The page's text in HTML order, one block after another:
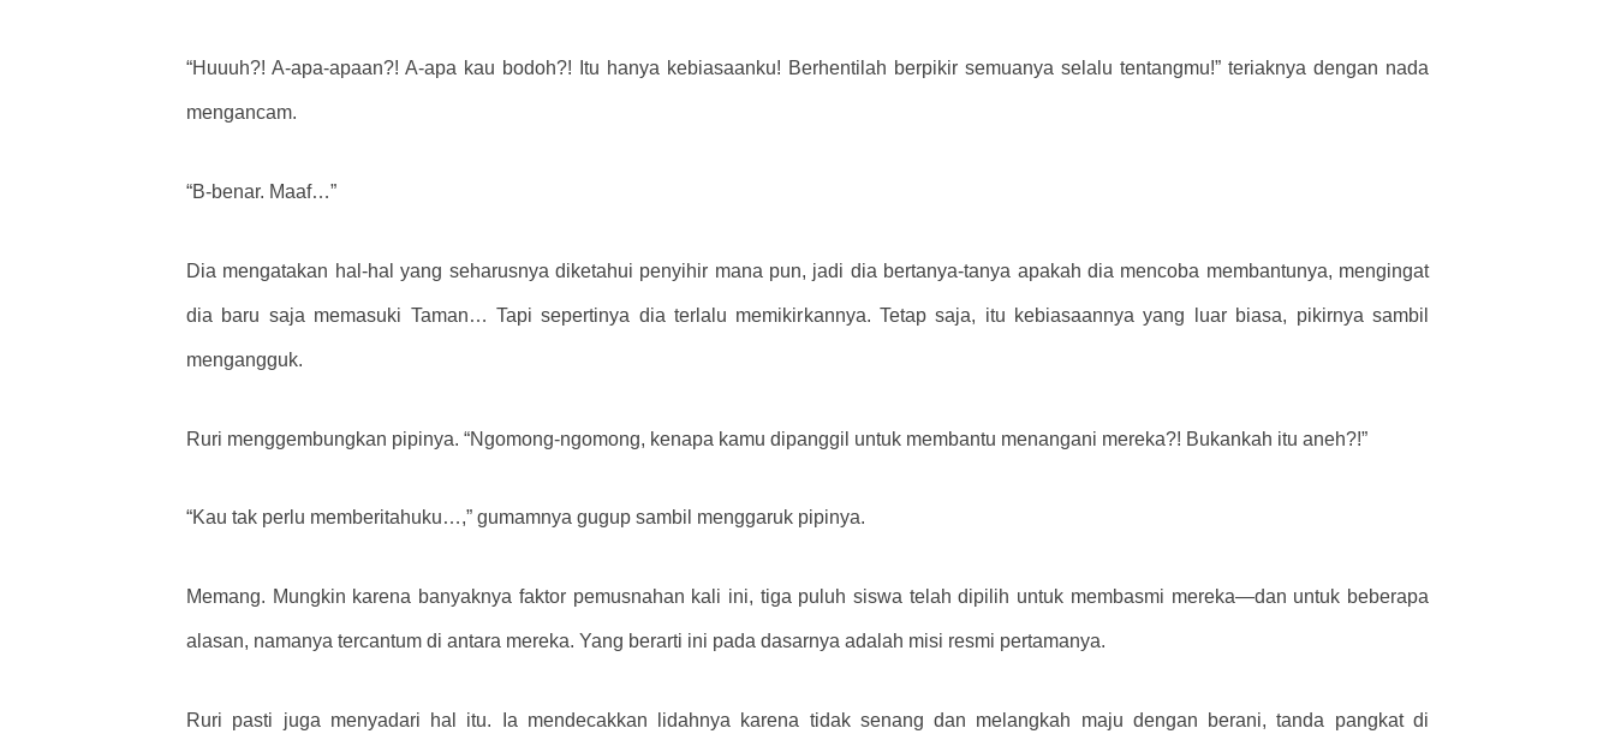
“Huuuh?! A-apa-apaan?! A-apa kau bodoh?! Itu hanya kebiasaanku! Berhentilah berpikir semuanya selalu tentangmu!” teriaknya dengan nada
mengancam.
“B-benar. Maaf…”
Dia mengatakan hal-hal yang seharusnya diketahui penyihir mana pun, jadi dia bertanya-tanya apakah dia mencoba membantunya, mengingat
dia baru saja memasuki Taman… Tapi sepertinya dia terlalu memikirkannya. Tetap saja, itu kebiasaannya yang luar biasa, pikirnya sambil
mengangguk.
Ruri menggembungkan pipinya. “Ngomong-ngomong, kenapa kamu dipanggil untuk membantu menangani mereka?! Bukankah itu aneh?!”
“Kau tak perlu memberitahuku…,” gumamnya gugup sambil menggaruk pipinya.
Memang. Mungkin karena banyaknya faktor pemusnahan kali ini, tiga puluh siswa telah dipilih untuk membasmi mereka—dan untuk beberapa
alasan, namanya tercantum di antara mereka. Yang berarti ini pada dasarnya adalah misi resmi pertamanya.
Ruri pasti juga menyadari hal itu. Ia mendecakkan lidahnya karena tidak senang dan melangkah maju dengan berani, tanda pangkat di